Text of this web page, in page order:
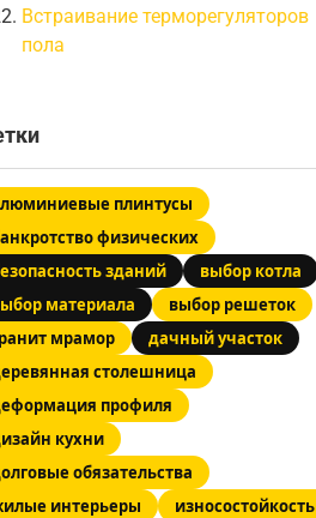
Встраивание терморегуляторов
пола
плинтусы
физических
зданий
выбор котла
материала
выбор решеток
мрамор
дачный участок
столешница
профиля
кухни
обязательства
интерьеры
износостойкость